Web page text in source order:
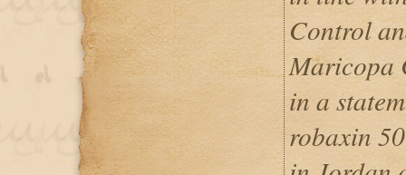
Control
Maricopa
in a
robaxin